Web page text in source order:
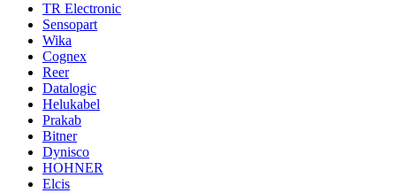
TR Electronic
Sensopart
Wika
Cognex
Reer
Datalogic
Helukabel
Prakab
Bitner
Dynisco
HOHNER
Elcis